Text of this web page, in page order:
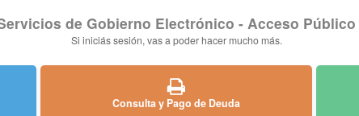
de Gobierno Electrónico - Acceso Público
Si iniciás sesión, vas a poder hacer mucho más.
Consulta y Pago de Deuda